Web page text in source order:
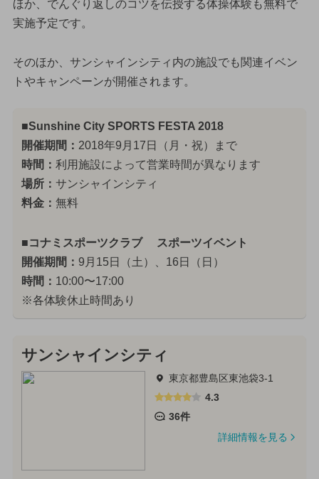
ほか、でんぐり返しのコツを伝授する体操体験も無料で
実施予定です。
そのほか、サンシャインシティ内の施設でも関連イベン
トやキャンペーンが開催されます。
■Sunshine City SPORTS FESTA 2018
開催期間： 2018年9月17日（月・祝）まで
時間： 利用施設によって営業時間が異なります
場所： サンシャインシティ
料金： 無料
■コナミスポーツクラブ スポーツイベント
開催期間： 9月15日（土）、16日（日）
時間： 10:00〜17:00
※各体験休止時間あり
サンシャインシティ
東京都豊島区東池袋3-1
4.3
36件
詳細情報を見る